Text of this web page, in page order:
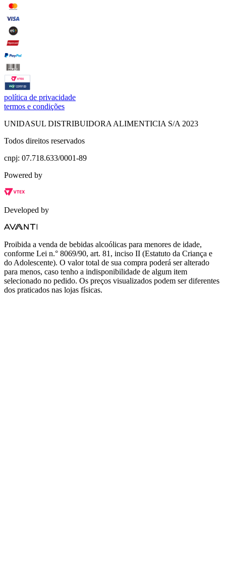
política de privacidade
termos e condições
UNIDASUL DISTRIBUIDORA ALIMENTICIA S/A 2023
Todos direitos reservados
cnpj: 07.718.633/0001-89
Powered by
Developed by
Proibida a venda de bebidas alcoólicas para menores de idade,
conforme Lei n.° 8069/90, art. 81, inciso II (Estatuto da Criança e
do Adolescente). O valor total de sua compra poderá ser alterado
para menos, caso tenho a indisponibilidade de algum item
selecionado no pedido. Os preços visualizados podem ser diferentes
dos praticados nas lojas físicas.